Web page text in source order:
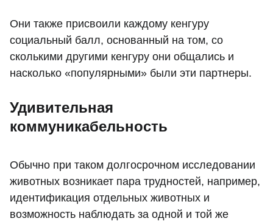
Они также присвоили каждому кенгуру
социальный балл, основанный на том, со
сколькими другими кенгуру они общались и
насколько «популярными» были эти партнеры.
Удивительная
коммуникабельность
Обычно при таком долгосрочном исследовании
животных возникает пара трудностей, например,
идентификация отдельных животных и
возможность наблюдать за одной и той же